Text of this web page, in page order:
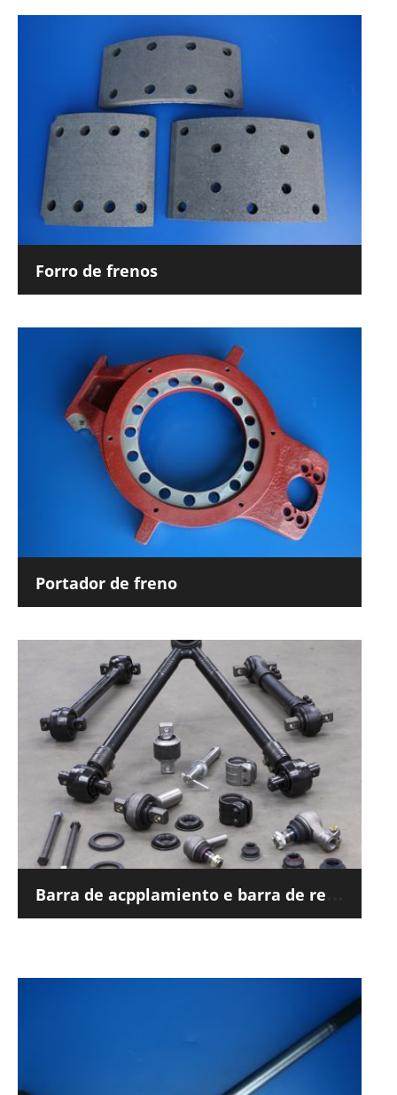
Forro de frenos
Portador de freno